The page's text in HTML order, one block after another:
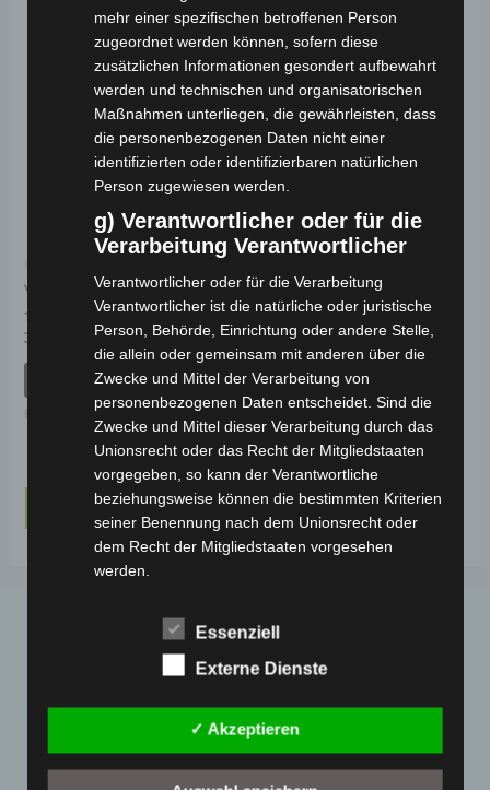
Kostenloser Versand
VT5 STÜTZHEBEL
Bewertet
mit
0
39,00
IN DEN WARENKORB
Ersatzteile
VT5 ZÜNDSCHLOSSSET
Bewertet
0
von
5
39,00 € *
IN DEN WARENKORB
2 3 →
Webseite
mehr einer spezifischen betroffenen Person
zugeordnet werden können, sofern diese
zusätzlichen Informationen gesondert aufbewahrt
werden und technischen und organisatorischen
Maßnahmen unterliegen, die gewährleisten, dass
die personenbezogenen Daten nicht einer
identifizierten oder identifizierbaren natürlichen
Person zugewiesen werden.
g) Verantwortlicher oder für die
Verarbeitung Verantwortlicher
Verantwortlicher oder für die Verarbeitung
Verantwortlicher ist die natürliche oder juristische
Person, Behörde, Einrichtung oder andere Stelle,
die allein oder gemeinsam mit anderen über die
Zwecke und Mittel der Verarbeitung von
personenbezogenen Daten entscheidet. Sind die
Zwecke und Mittel dieser Verarbeitung durch das
Unionsrecht oder das Recht der Mitgliedstaaten
vorgegeben, so kann der Verantwortliche
beziehungsweise können die bestimmten Kriterien
seiner Benennung nach dem Unionsrecht oder
dem Recht der Mitgliedstaaten vorgesehen
werden.
Auftragsverarbeiter ist eine natürliche oder
juristische Person, Behörde, Einrichtung oder
i) Empfänger
Empfänger ist eine natürliche oder juristische
Essenziell
Externe Dienste
✓ Akzeptieren